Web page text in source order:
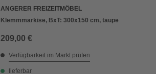
ANGERER FREIZEITMÖBEL
Klemmmarkise, BxT: 300x150 cm, taupe
209,00 €
Verfügbarkeit im Markt prüfen
lieferbar